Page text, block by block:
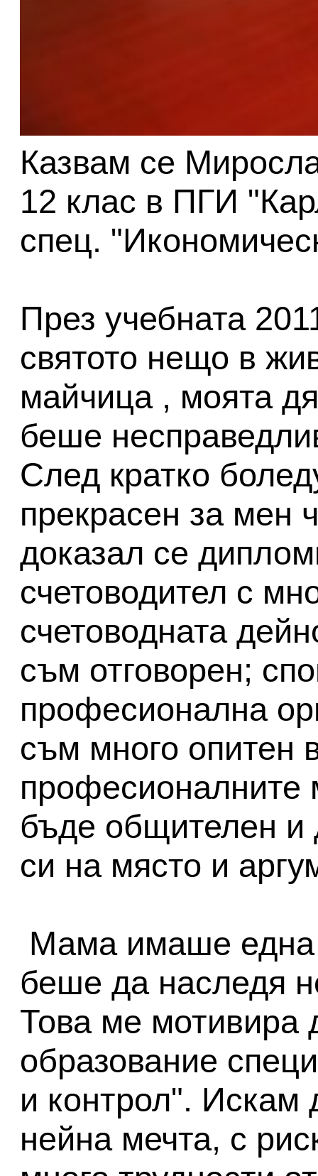
Казвам се
12 клас в ПГИ
спец.
През учебната
святото нещо в
майчица , моята
беше
След кратко
прекрасен за мен
доказал се
счетоводител с
счетоводната
съм отговорен;
професионална
съм много опитен
професионалните
бъде общителен и
си на място и
Мама имаше една
беше да наследя
Това ме мотивира
образование
и контрол". Искам
нейна мечта, с